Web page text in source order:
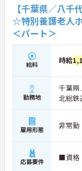
【千葉県／八
☆特別養護老人
＜パート＞
給料 時給
勤務地
千葉県
北総鉄
雇用形態 非常勤
応募要件 ■資格